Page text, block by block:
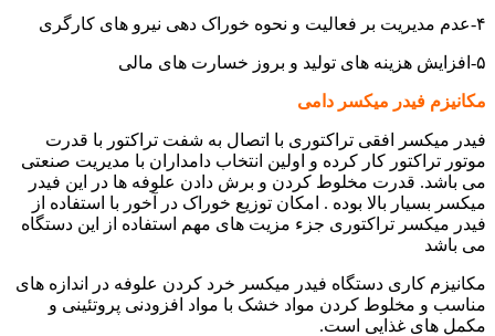
۴-عدم مدیریت بر فعالیت و نحوه خوراک دهی نیرو های کارگری
۵-افزایش هزینه های تولید و بروز خسارت های مالی
مکانیزم فیدر میکسر دامی
فیدر میکسر افقی تراکتوری با اتصال به شفت تراکتور با قدرت
موتور تراکتور کار کرده و اولین انتخاب دامداران با مدیریت صنعتی
می باشد. قدرت مخلوط کردن و برش دادن علوفه ها در این فیدر
میکسر بسیار بالا بوده . امکان توزیع خوراک در آخور با استفاده از
فیدر میکسر تراکتوری جزء مزیت های مهم استفاده از این دستگاه
می باشد
مکانیزم کاری دستگاه فیدر میکسر خرد کردن علوفه در اندازه های
مناسب و مخلوط کردن مواد خشک با مواد افزودنی پروتئینی و
مکمل های غذایی است.